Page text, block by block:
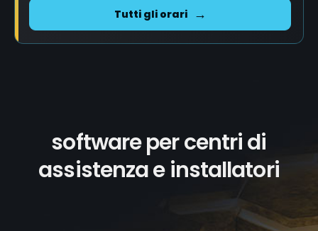
Tutti gli orari
software per centri di
assistenza e installatori